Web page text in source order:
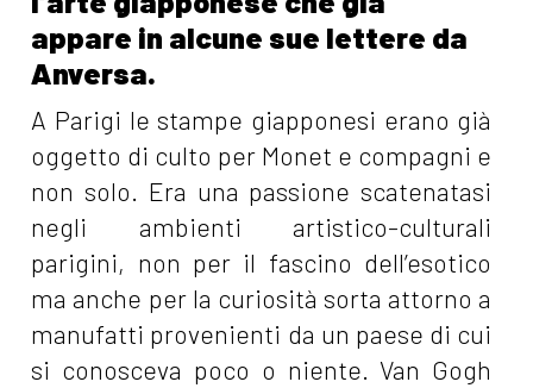
appare in alcune sue lettere da
Anversa.
A Parigi le stampe giapponesi erano già
oggetto di culto per Monet e compagni e
non solo. Era una passione scatenatasi
negli ambienti artistico-culturali
parigini, non per il fascino dell’esotico
ma anche per la curiosità sorta attorno a
manufatti provenienti da un paese di cui
si conosceva poco o niente. Van Gogh